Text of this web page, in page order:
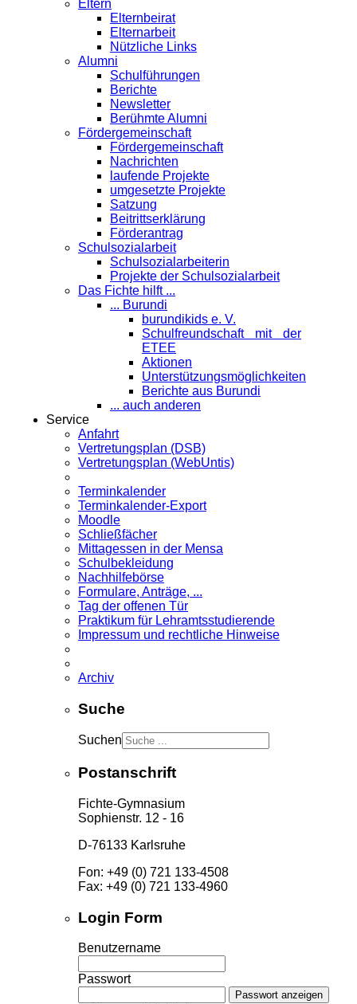
Eltern
Elternbeirat
Elternarbeit
Nützliche Links
Alumni
Schulführungen
Berichte
Newsletter
Berühmte Alumni
Förder­gemeinschaft
Fördergemeinschaft
Nachrichten
laufende Projekte
umgesetzte Projekte
Satzung
Beitrittserklärung
Förderantrag
Schul­sozialarbeit
Schulsozialarbeiterin
Projekte der Schulsozialarbeit
Das Fichte hilft ...
... Burundi
burundikids e. V.
Schulfreundschaft mit der
ETEE
Aktionen
Unterstützungsmöglichkeiten
Berichte aus Burundi
... auch anderen
Service
Anfahrt
Vertretungsplan (DSB)
Vertretungsplan (WebUntis)
Terminkalender
Terminkalender-Export
Moodle
Schließfächer
Mittagessen in der Mensa
Schulbekleidung
Nachhilfebörse
Formulare, Anträge, ...
Tag der offenen Tür
Praktikum für Lehramts­studierende
Impressum und rechtliche Hinweise
Archiv
Suche
Suchen
Postanschrift
Fichte-Gymnasium
Sophienstr. 12 - 16
D-76133 Karlsruhe
Fon: +49 (0) 721 133-4508
Fax: +49 (0) 721 133-4960
Login Form
Benutzername
Passwort
Passwort anzeigen